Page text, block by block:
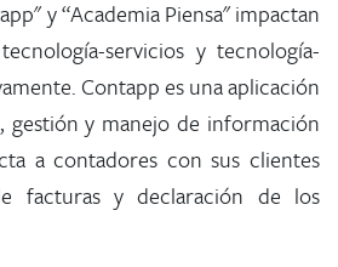
y “Academia Piensa" impactan
servicios y tecnología-
Contapp es una aplicación
gestión y manejo de información
a contadores con sus clientes
facturas y declaración de los